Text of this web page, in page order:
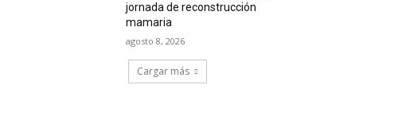
jornada de reconstrucción
mamaria
agosto 8, 2026
Cargar más